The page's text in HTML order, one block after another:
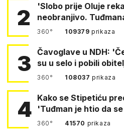
2
'Slobo prije Oluje
neobranjivo.
360° 109379prikaza
3
Čavoglave u NDH:
su u selo i pobili
360° 108037prikaza
4 Kako se Stipetiću
'Tuđman je htio da
360° 41570 prikaza